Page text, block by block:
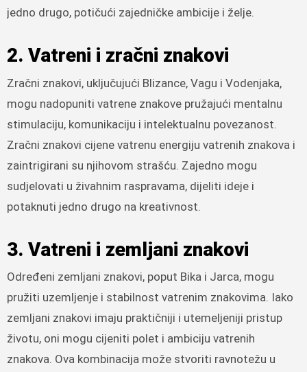
jedno drugo, potičući zajedničke ambicije i želje.
2. Vatreni i zračni znakovi
Zračni znakovi, uključujući Blizance, Vagu i Vodenjaka,
mogu nadopuniti vatrene znakove pružajući mentalnu
stimulaciju, komunikaciju i intelektualnu povezanost.
Zračni znakovi cijene vatrenu energiju vatrenih znakova i
zaintrigirani su njihovom strašću. Zajedno mogu
sudjelovati u živahnim raspravama, dijeliti ideje i
potaknuti jedno drugo na kreativnost.
3. Vatreni i zemljani znakovi
Određeni zemljani znakovi, poput Bika i Jarca, mogu
pružiti uzemljenje i stabilnost vatrenim znakovima. Iako
zemljani znakovi imaju praktičniji i utemeljeniji pristup
životu, oni mogu cijeniti polet i ambiciju vatrenih
znakova. Ova kombinacija može stvoriti ravnotežu u